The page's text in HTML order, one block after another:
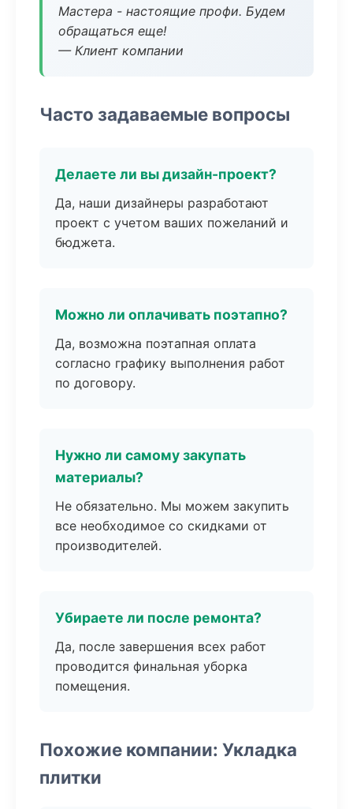
Мастера - настоящие профи. Будем
обращаться еще!
— Клиент компании
Часто задаваемые вопросы
Делаете ли вы дизайн-проект?
Да, наши дизайнеры разработают
проект с учетом ваших пожеланий и
бюджета.
Можно ли оплачивать поэтапно?
Да, возможна поэтапная оплата
согласно графику выполнения работ
по договору.
Нужно ли самому закупать
материалы?
Не обязательно. Мы можем закупить
все необходимое со скидками от
производителей.
Убираете ли после ремонта?
Да, после завершения всех работ
проводится финальная уборка
помещения.
Похожие компании: Укладка
плитки